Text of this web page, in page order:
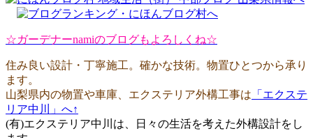
☆ガーデナーnamiのブログもよろしくね☆
住み良い設計・丁寧施工。確かな技術。物置ひとつから承り
ます。
山梨県内の物置や車庫、エクステリア外構工事は 「エクステ
リア中川」へ↑
(有)エクステリア中川は、日々の生活を考えた外構設計をし